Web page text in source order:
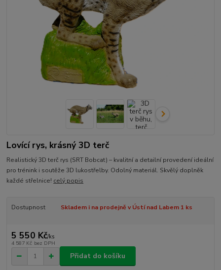
Lovící rys, krásný 3D terč
Realistický 3D terč rys (SRT Bobcat) – kvalitní a detailní provedení ideální
pro trénink i soutěže 3D lukostřelby. Odolný materiál. Skvělý doplněk
každé střelnice! celý popis
Dostupnost Skladem i na prodejně v Ústí nad Labem 1 ks
5 550 Kč/ks
4 587 Kč bez DPH
Přidat do košíku